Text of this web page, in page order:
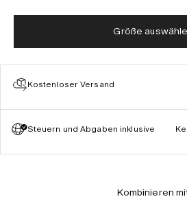
Größe
Kostenloser Versand
Steuern und Abgaben inklusive
Kombinieren